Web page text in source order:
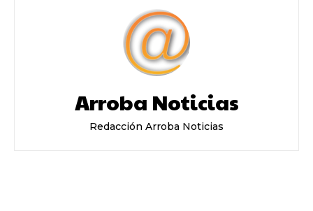
Arroba Noticias
Redacción Arroba Noticias